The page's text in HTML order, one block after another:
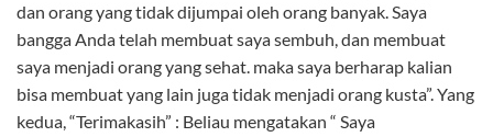
dan orang yang tidak dijumpai oleh orang banyak. Saya
bangga Anda telah membuat saya sembuh, dan membuat
saya menjadi orang yang sehat. maka saya berharap kalian
bisa membuat yang lain juga tidak menjadi orang kusta”. Yang
kedua, “Terimakasih” : Beliau mengatakan “ Saya